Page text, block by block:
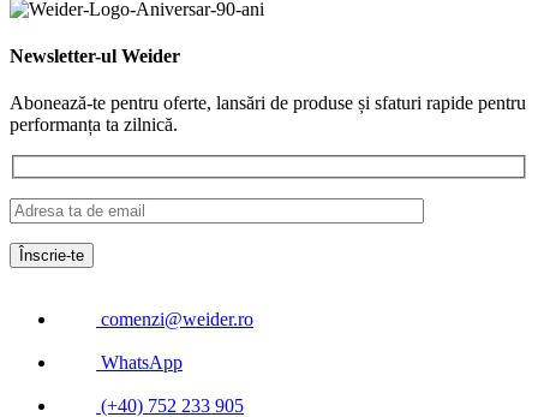
Newsletter-ul Weider
Abonează-te pentru oferte, lansări de produse și sfaturi rapide pentru
performanța ta zilnică.
comenzi@weider.ro
WhatsApp
(+40) 752 233 905